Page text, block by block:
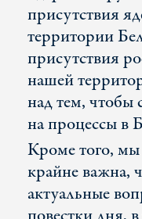
присутствия
территории
присутствия
нашей
над тем, чтобы
на процессы в
Кроме того,
крайне важна,
актуальные